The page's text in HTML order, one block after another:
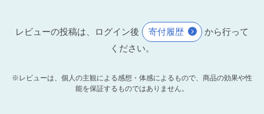
レビューの投稿は、ログイン後 寄付履歴
から行って
ください。
※レビューは、個人の主観による感想・体感によるもので、商品の効果や性
能を保証するものではありません。